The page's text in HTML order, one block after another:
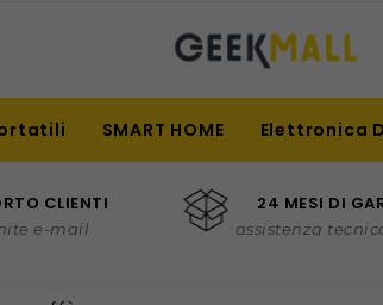
SMART HOME Elettronica
CLIENTI
e-mail
24 MESI DI
assistenza